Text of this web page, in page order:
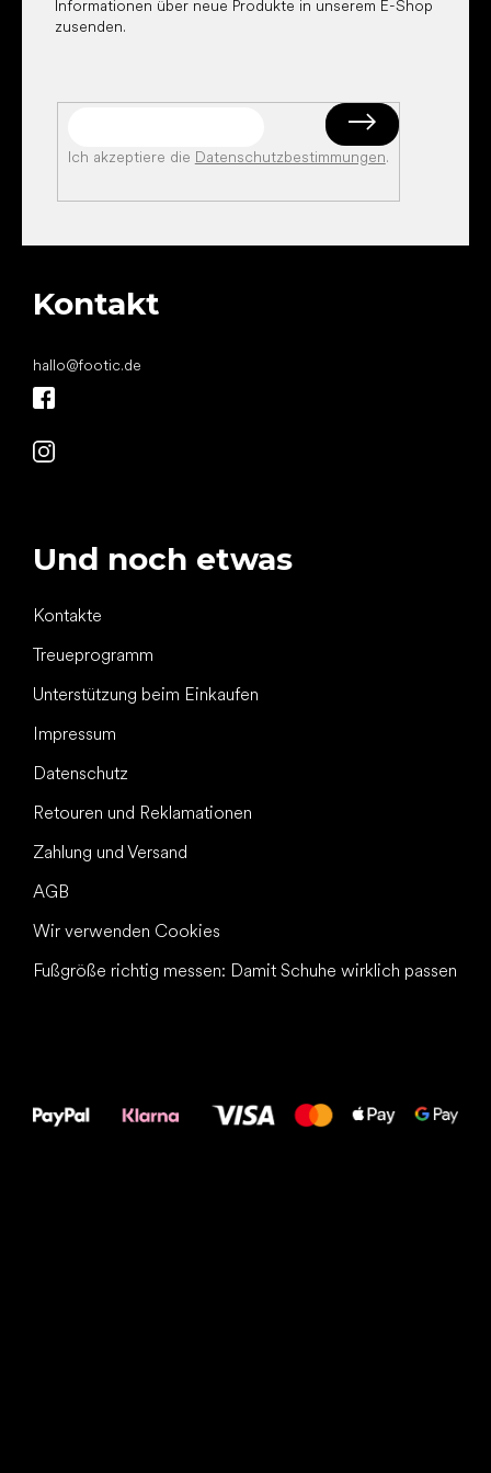
Informationen über neue Produkte in unserem E-Shop
zusenden.
Ich akzeptiere die Datenschutzbestimmungen.
Kontakt
hallo@footic.de
Und noch etwas
Kontakte
Treueprogramm
Unterstützung beim Einkaufen
Impressum
Datenschutz
Retouren und Reklamationen
Zahlung und Versand
AGB
Wir verwenden Cookies
Fußgröße richtig messen: Damit Schuhe wirklich passen